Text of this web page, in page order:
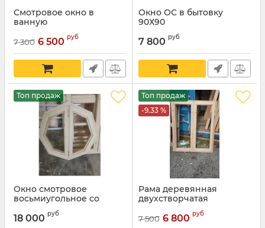
Смотровое окно в
ванную
7 300 6 500 руб
Окно ОС в бытовку
90Х90
1132
7 800 руб
Топ продаж
Окно смотровое
восьмиугольное со
стеклопакетом 800х800
18 000 руб
Топ продаж
-9.33 %
Рама деревянная
двухстворчатая
7 500 6 800 руб